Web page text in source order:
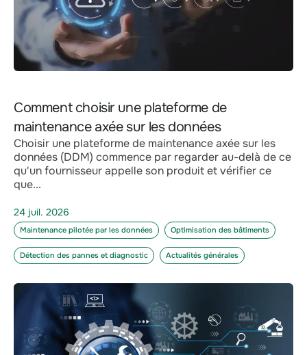
Comment choisir une plateforme de
maintenance axée sur les données
Choisir une plateforme de maintenance axée sur les
données (DDM) commence par regarder au-delà de ce
qu'un fournisseur appelle son produit et vérifier ce
que...
24 juil. 2026
Maintenance pilotée par les données Optimisation des bâtiments
Détection des pannes et diagnostic Actualités générales